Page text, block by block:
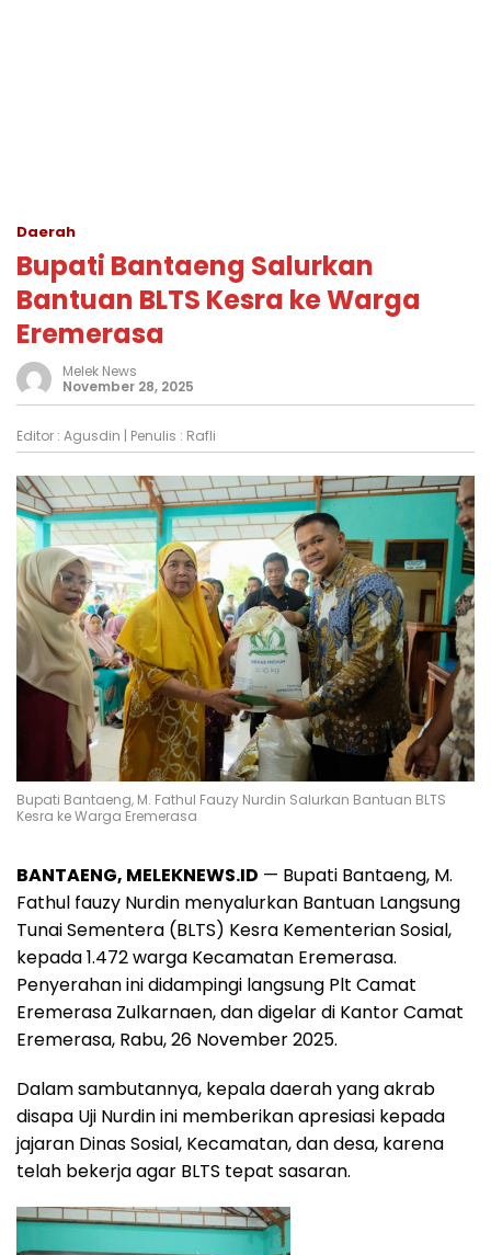
Daerah
Bupati Bantaeng Salurkan
Bantuan BLTS Kesra ke Warga
Eremerasa
Melek News
November 28, 2025
Editor : Agusdin | Penulis : Rafli
Bupati Bantaeng, M. Fathul Fauzy Nurdin Salurkan Bantuan BLTS
Kesra ke Warga Eremerasa
BANTAENG, MELEKNEWS.ID — Bupati Bantaeng, M.
Fathul fauzy Nurdin menyalurkan Bantuan Langsung
Tunai Sementera (BLTS) Kesra Kementerian Sosial,
kepada 1.472 warga Kecamatan Eremerasa.
Penyerahan ini didampingi langsung Plt Camat
Eremerasa Zulkarnaen, dan digelar di Kantor Camat
Eremerasa, Rabu, 26 November 2025.
Dalam sambutannya, kepala daerah yang akrab
disapa Uji Nurdin ini memberikan apresiasi kepada
jajaran Dinas Sosial, Kecamatan, dan desa, karena
telah bekerja agar BLTS tepat sasaran.